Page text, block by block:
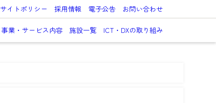
サイトポリシー 採用情報 電子公告 お問い合わせ
事業・サービス内容 施設一覧 ICT・DXの取り組み